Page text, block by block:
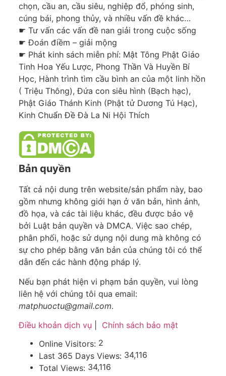
chọn, cầu an, cầu siêu, nghiệp đổ, phóng sinh,
cúng bái, phong thủy, và nhiều vấn đề khác…
☛ Tư vấn các vấn đề nan giải trong cuộc sống
☛ Đoán điềm – giải mộng
☛ Phát kinh sách miễn phí: Mật Tông Phật Giáo
Tinh Hoa Yếu Lược, Phong Thần Và Huyền Bí
Học, Hành trình tìm cầu bình an của một linh hồn
( Triệu Thông), Đứa con siêu hình (Bạch hạc),
Phật Giáo Thánh Kinh (Phật tử Dương Tú Hạc),
Kinh Chuẩn Đề Đà La Ni Hội Thích
Bản quyền
Tất cả nội dung trên website/sản phẩm này, bao
gồm nhưng không giới hạn ở văn bản, hình ảnh,
đồ họa, và các tài liệu khác, đều được bảo vệ
bởi Luật bản quyền và DMCA. Việc sao chép,
phân phối, hoặc sử dụng nội dung mà không có
sự cho phép bằng văn bản của chúng tôi có thể
dẫn đến các hành động pháp lý.
Nếu bạn phát hiện vi phạm bản quyền, vui lòng
liên hệ với chúng tôi qua email:
matphuoctu@gmail.com.
Điều khoản dịch vụ
Chính sách bảo mật
Online Visitors: 2
Last 365 Days Views: 34,116
Total Views: 34,116